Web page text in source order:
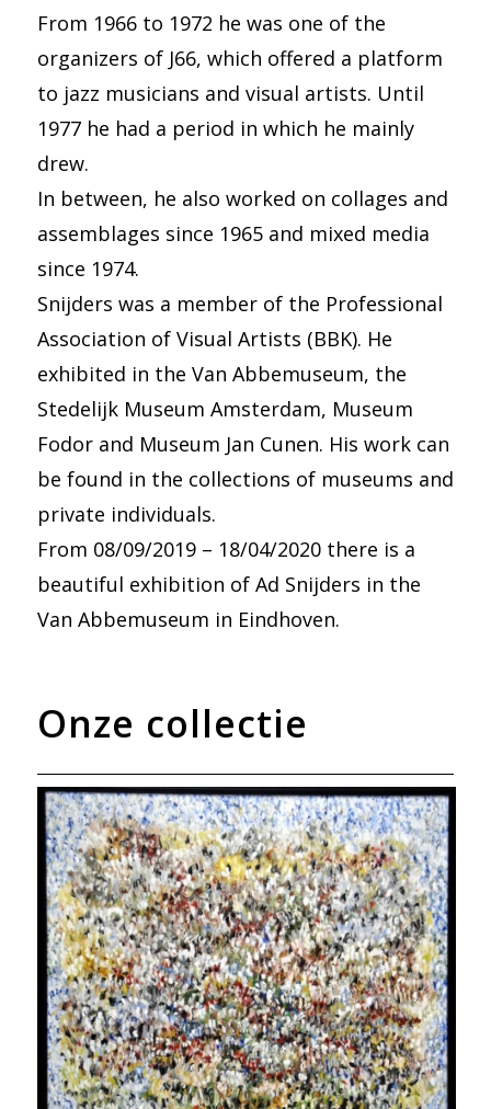
From 1966 to 1972 he was one of the
organizers of J66, which offered a platform
to jazz musicians and visual artists. Until
1977 he had a period in which he mainly
drew.
In between, he also worked on collages and
assemblages since 1965 and mixed media
since 1974.
Snijders was a member of the Professional
Association of Visual Artists (BBK). He
exhibited in the Van Abbemuseum, the
Stedelijk Museum Amsterdam, Museum
Fodor and Museum Jan Cunen. His work can
be found in the collections of museums and
private individuals.
From 08/09/2019 – 18/04/2020 there is a
beautiful exhibition of Ad Snijders in the
Van Abbemuseum in Eindhoven.
Onze collectie